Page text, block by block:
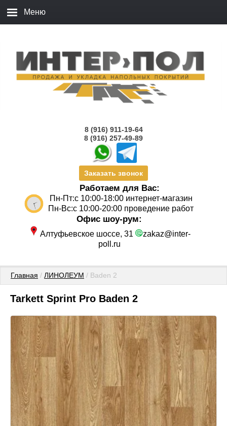
8 (916) 911-19-64
8 (916) 257-49-89
Заказать звонок
Работаем для Вас:
Пн-Пт:с 10:00-18:00 интернет-магазин
Пн-Вс:с 10:00-20:00 проведение работ
Офис шоу-рум:
Алтуфьевское шоссе, 31
zakaz@inter-
poll.ru
Главная / ЛИНОЛЕУМ / Baden 2
Tarkett Sprint Pro Baden 2